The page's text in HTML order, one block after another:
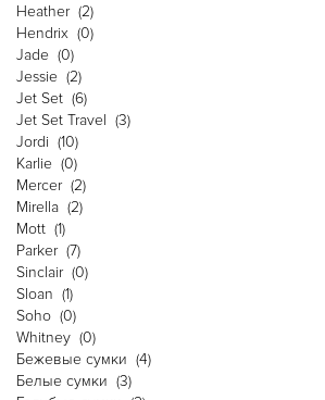
Heather (2)
Hendrix (0)
Jade (0)
Jessie (2)
Jet Set (6)
Jet Set Travel (3)
Jordi (10)
Karlie (0)
Mercer (2)
Mirella (2)
Mott (1)
Parker (7)
Sinclair (0)
Sloan (1)
Soho (0)
Whitney (0)
Бежевые сумки (4)
Белые сумки (3)